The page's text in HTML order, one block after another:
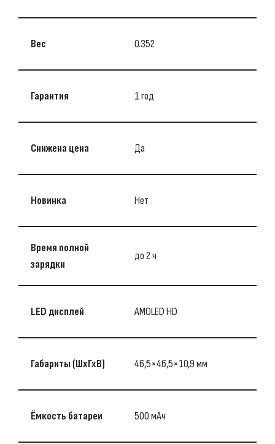
Вес 0.352
Гарантия 1 год
Снижена цена Да
Новинка Нет
Время полной
зарядки
до 2 ч
LED дисплей AMOLED HD
Габариты (ШхГхВ) 46,5×46,5×10,9 мм
Ёмкость батареи 500 мАч